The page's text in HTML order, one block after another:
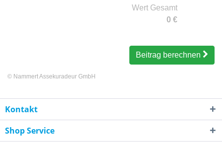
Wert Gesamt
0 €
Beitrag berechnen
© Nammert Assekuradeur GmbH
Kontakt
Shop Service